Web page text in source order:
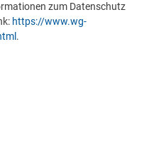
zum Datenschutz
https://www.wg-
.